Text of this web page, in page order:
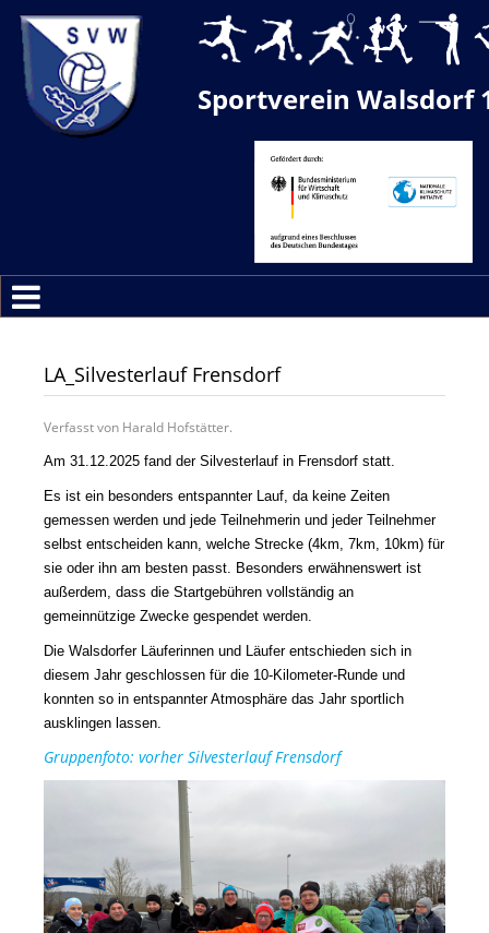
Sportverein Walsdorf
LA_Silvesterlauf Frensdorf
Verfasst von Harald Hofstätter.
Am 31.12.2025 fand der Silvesterlauf in Frensdorf statt.
Es ist ein besonders entspannter Lauf, da keine Zeiten
gemessen werden und jede Teilnehmerin und jeder Teilnehmer
selbst entscheiden kann, welche Strecke (4km, 7km, 10km) für
sie oder ihn am besten passt. Besonders erwähnenswert ist
außerdem, dass die Startgebühren vollständig an
gemeinnützige Zwecke gespendet werden.
Die Walsdorfer Läuferinnen und Läufer entschieden sich in
diesem Jahr geschlossen für die 10-Kilometer-Runde und
konnten so in entspannter Atmosphäre das Jahr sportlich
ausklingen lassen.
Gruppenfoto: vorher Silvesterlauf Frensdorf